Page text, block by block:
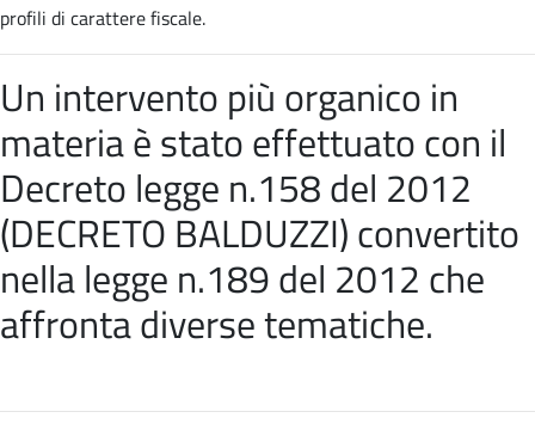
profili di carattere fiscale.
Un intervento più organico in
materia è stato effettuato con il
Decreto legge n.158 del 2012
(DECRETO BALDUZZI) convertito
nellalegge n.189 del 2012 che
affronta diverse tematiche.